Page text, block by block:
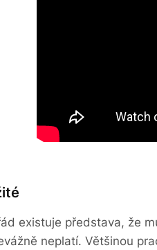
existuje představa, že
neplatí. Většinou